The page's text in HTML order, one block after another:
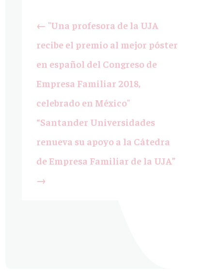
← "Una profesora de la UJA
recibe el premio al mejor póster
en español del Congreso de
Empresa Familiar 2018,
celebrado en México"
“Santander Universidades
renueva su apoyo a la Cátedra
de Empresa Familiar de la UJA”
→